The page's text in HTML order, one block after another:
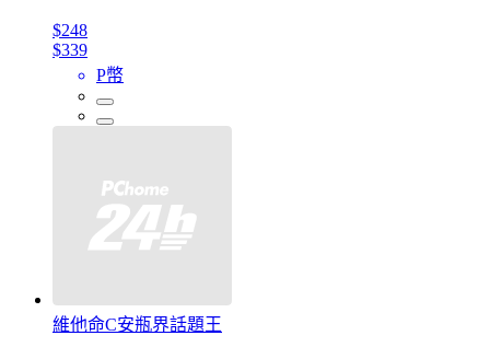
$248
$339
P幣
維他命C安瓶界話題王